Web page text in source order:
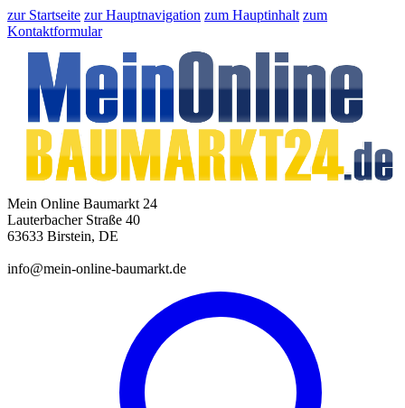
zur Startseite zur Hauptnavigation zum Hauptinhalt zum
Kontaktformular
Mein Online Baumarkt 24
Lauterbacher Straße 40
63633 Birstein, DE
info@mein-online-baumarkt.de